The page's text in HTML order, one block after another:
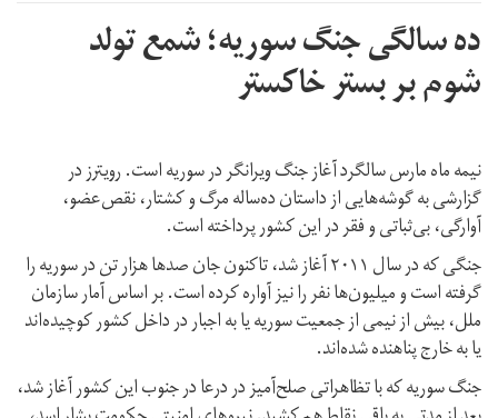
ده‌ سالگی جنگ سوریه؛ شمع تولد
شوم بر بستر خاکستر
نیمه ماه مارس سالگرد آغاز جنگ ویرانگر در سوریه است. رویترز در
گزارشی به گوشه‌هایی از داستان ده‌ساله مرگ و کشتار، نقص‌عضو،
آوارگی، بی‌ثباتی و فقر در این کشور پرداخته است.
جنگی که در سال ۲۰۱۱ آغاز شد، تاکنون جان صدها هزار تن در سوریه را
گرفته است و میلیون‌ها نفر را نیز آواره کرده است. بر اساس آمار سازمان
ملل، بیش از نیمی از جمعیت سوریه یا به‌ اجبار در داخل کشور کوچیده‌اند
یا به خارج پناهنده شده‌اند.
جنگ سوریه که با تظاهراتی صلح‌آمیز در درعا در جنوب این کشور آغاز شد،